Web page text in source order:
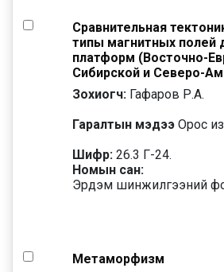
Сравнительная
типы магнитных полей
платформ (Восточно-
Сибирской и Северо-
Зохиогч: Гафаров Р.А.
Гаралтын мэдээ Орос
Шифр: 26.3 Г-24.
Номын сан:
Эрдэм шинжилгээний
Метаморфизм